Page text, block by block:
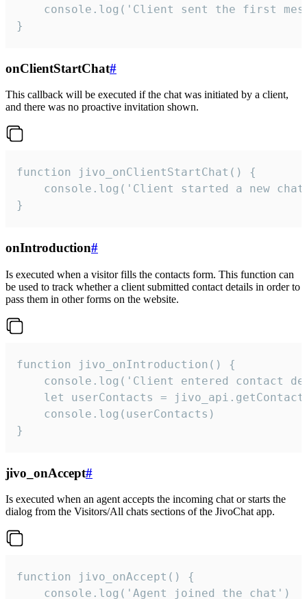
console.log('Client sent the first
}
onClientStartChat#
This callback will be executed if the chat was initiated by a client,
and there was no proactive invitation shown.
function jivo_onClientStartChat() {
console.log('Client started a new
}
onIntroduction#
Is executed when a visitor fills the contacts form. This function can
be used to track whether a client submitted contact details in order to
pass them in other forms on the website.
function jivo_onIntroduction() {
console.log('Client entered contact
let userContacts =
    console.log(userContacts)
}
jivo_onAccept#
Is executed when an agent accepts the incoming chat or starts the
dialog from the Visitors/All chats sections of the JivoChat app.
function jivo_onAccept() {